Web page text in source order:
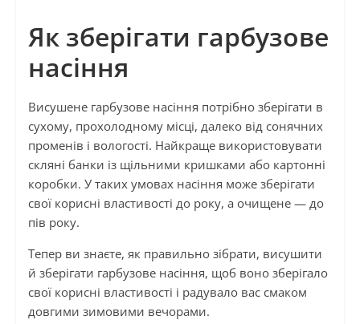
Як зберігати гарбузове
насіння
Висушене гарбузове насіння потрібно зберігати в
сухому, прохолодному місці, далеко від сонячних
променів і вологості. Найкраще використовувати
скляні банки із щільними кришками або картонні
коробки. У таких умовах насіння може зберігати
свої корисні властивості до року, а очищене — до
пів року.
Тепер ви знаєте, як правильно зібрати, висушити
й зберігати гарбузове насіння, щоб воно зберігало
свої корисні властивості і радувало вас смаком
довгими зимовими вечорами.